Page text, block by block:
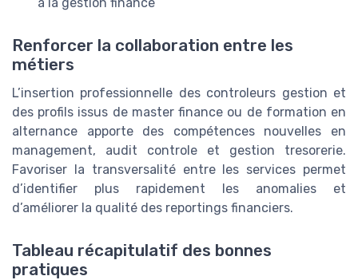
Renforcer la collaboration entre les
métiers
L’insertion professionnelle des controleurs gestion et
des profils issus de master finance ou de formation en
alternance apporte des compétences nouvelles en
management, audit controle et gestion tresorerie.
Favoriser la transversalité entre les services permet
d’identifier plus rapidement les anomalies et
d’améliorer la qualité des reportings financiers.
Tableau récapitulatif des bonnes
pratiques